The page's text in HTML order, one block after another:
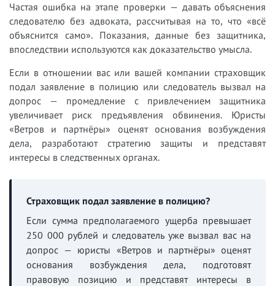
Частая ошибка на этапе проверки — давать объяснения
следователю без адвоката, рассчитывая на то, что «всё
объяснится само». Показания, данные без защитника,
впоследствии используются как доказательство умысла.
Если в отношении вас или вашей компании страховщик
подал заявление в полицию или следователь вызвал на
допрос — промедление с привлечением защитника
увеличивает риск предъявления обвинения. Юристы
«Ветров и партнёры» оценят основания возбуждения
дела, разработают стратегию защиты и представят
интересы в следственных органах.
Страховщик подал заявление в полицию?
Если сумма предполагаемого ущерба превышает
250 000 рублей и следователь уже вызвал вас на
допрос — юристы «Ветров и партнёры» оценят
основания возбуждения дела, подготовят
правовую позицию и представят интересы в